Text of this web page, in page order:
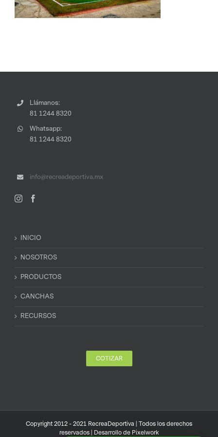
Llámanos:
81 1244 8320
Whatsapp:
81 1244 8320
info@recreadeportiva.mx
INICIO
NOSOTROS
PRODUCTOS
CANCHAS
RECURSOS
COTIZAR
Copyright 2012 - 2021 RecreaDeportiva | Todos los derechos
reservados | Desarrollo de Pixelwork